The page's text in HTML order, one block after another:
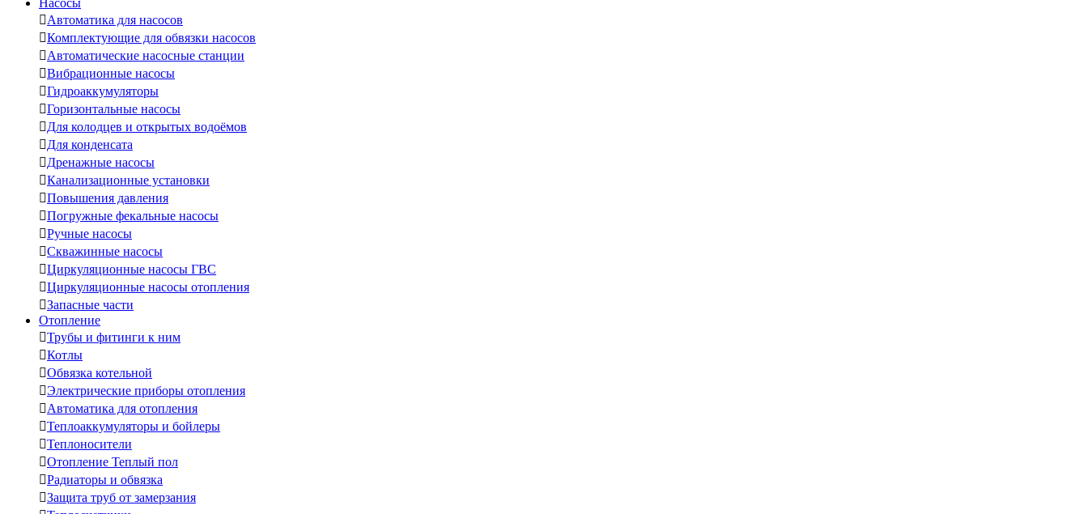
Насосы
Автоматика для насосов
Комплектующие для обвязки насосов
Автоматические насосные станции
Вибрационные насосы
Гидроаккумуляторы
Горизонтальные насосы
Для колодцев и открытых водоёмов
Для конденсата
Дренажные насосы
Канализационные установки
Повышения давления
Погружные фекальные насосы
Ручные насосы
Скважинные насосы
Циркуляционные насосы ГВС
Циркуляционные насосы отопления
Запасные части
Отопление
Трубы и фитинги к ним
Котлы
Обвязка котельной
Электрические приборы отопления
Автоматика для отопления
Теплоаккумуляторы и бойлеры
Теплоносители
Отопление Теплый пол
Радиаторы и обвязка
Защита труб от замерзания